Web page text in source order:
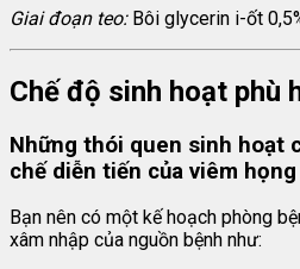
Giai đoạn teo: Bôi glycerin i-ốt
Chế độ sinh hoạt phù
Những thói quen sinh hoạt
chế diễn tiến của viêm
Bạn nên có một kế hoạch phòng
xâm nhập của nguồn bệnh như: